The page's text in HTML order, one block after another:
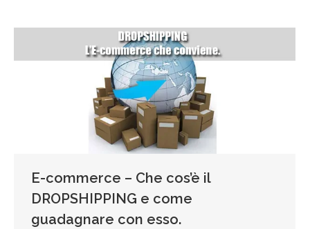
E-commerce – Che cos’è il
DROPSHIPPING e come
guadagnare con esso.